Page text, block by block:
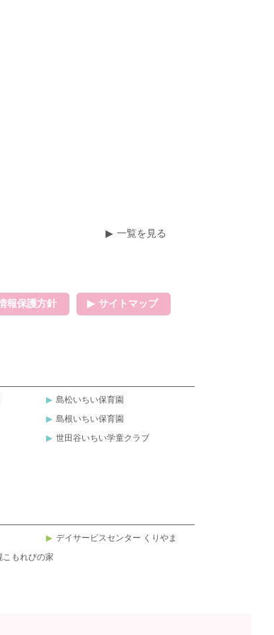
一覧を見る
報保護方針 サイトマップ
島松いちい保育園
島根いちい保育園
世田谷いちい学童クラブ
デイサービスセンター くりやま
もれびの家